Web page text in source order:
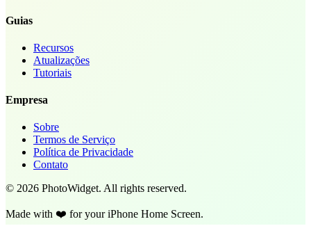
Guias
Recursos
Atualizações
Tutoriais
Empresa
Sobre
Termos de Serviço
Política de Privacidade
Contato
© 2026 PhotoWidget. All rights reserved.
Made with ❤️ for your iPhone Home Screen.